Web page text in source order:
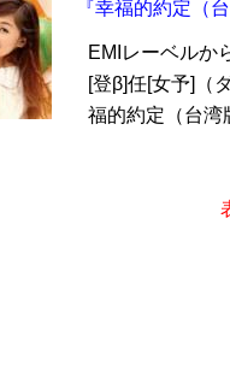
『幸福的約定（
EMIレーベルか
[登β]任[女予]（
福的約定（台湾